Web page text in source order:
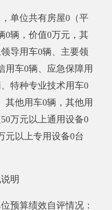
专业业务活动及其
经营活动取得的收
业单位附属的独立
入。
拨款收入”、“事
单位上缴收入”等之
指事业单位在当
款结转和结余资
况下，使用以前